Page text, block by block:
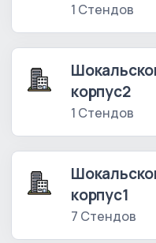
1 Стендов
корпус2
1 Стендов
корпус1
7 Стендов